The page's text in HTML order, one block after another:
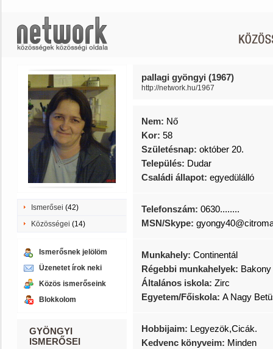
Ismerősei (42)
Közösségei (14)
Ismerősnek jelölöm
Üzenetet írok neki
Közös ismerőseink
Blokkolom
GYÖNGYI
ISMERŐSEI
pallagi gyöngyi (1967)
http://network.hu/1967
Nem: Nő
Kor: 58
Születésnap: október 20.
Település: Dudar
Családi állapot: egyedülálló
Telefonszám: 0630........
MSN/Skype:
Munkahely: Continentál
Régebbi munkahelyek:
Általános iskola: Zirc
Egyetem/Főiskola: A Nagy
Hobbijaim: Legyezök,Cicák.
Kedvenc könyveim: Minden